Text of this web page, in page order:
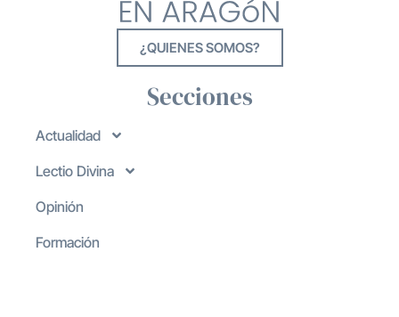
¿QUIENES SOMOS?
Secciones
Actualidad
Lectio Divina
Opinión
Formación